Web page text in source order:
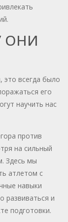
ОНИ
это всегда было
его
научить нас
против
на сильный
Здесь мы
атлетом с
навыки
развиваться и
подготовки.